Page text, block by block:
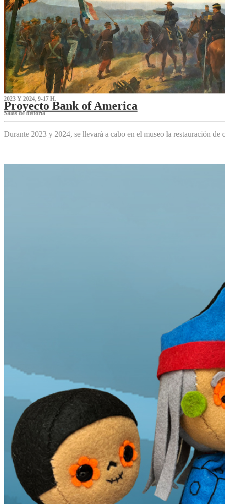
2023 Y 2024, 9-17 H.
Proyecto Bank of America
S‌alas de historia
Durante 2023 y 2024, se llevará a cabo en el museo la restauración